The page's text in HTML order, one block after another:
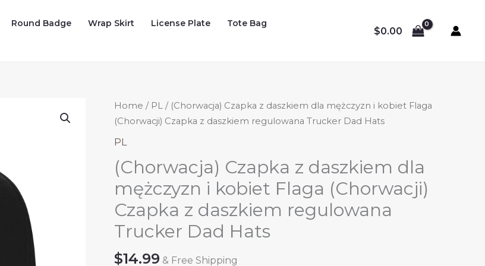
Round Badge Wrap Skirt License Plate
Tote Bag
$0.00
Home / PL / (Chorwacja) Czapka z daszkiem dla mężczyzn i kobiet Flaga
(Chorwacji) Czapka z daszkiem regulowana Trucker Dad Hats
PL
(Chorwacja) Czapka z daszkiem dla
mężczyzn i kobiet Flaga (Chorwacji)
Czapka z daszkiem regulowana
Trucker Dad Hats
$14.99 & Free Shipping